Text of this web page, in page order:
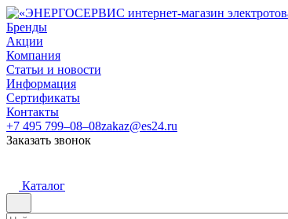
Бренды
Акции
Компания
Статьи и новости
Информация
Сертификаты
Контакты
+7 495 799–08–08zakaz@es24.ru
Заказать звонок
Каталог